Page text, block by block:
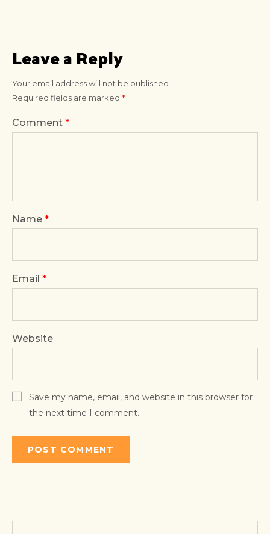
Leave a Reply
Your email address will not be published.
Required fields are marked *
Comment *
Name *
Email *
Website
Save my name, email, and website in this browser for
the next time I comment.